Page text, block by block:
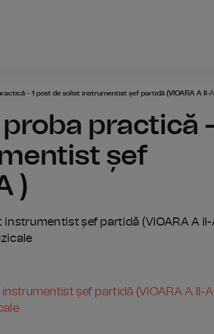
- 1 post de solist instrumentist șef partidă (VIOARA A II-
proba practică -
șef
)
șef partidă (VIOARA A II-
șef partidă (VIOARA A II-A